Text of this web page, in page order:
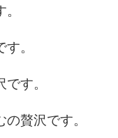
。
す。
贅沢です。